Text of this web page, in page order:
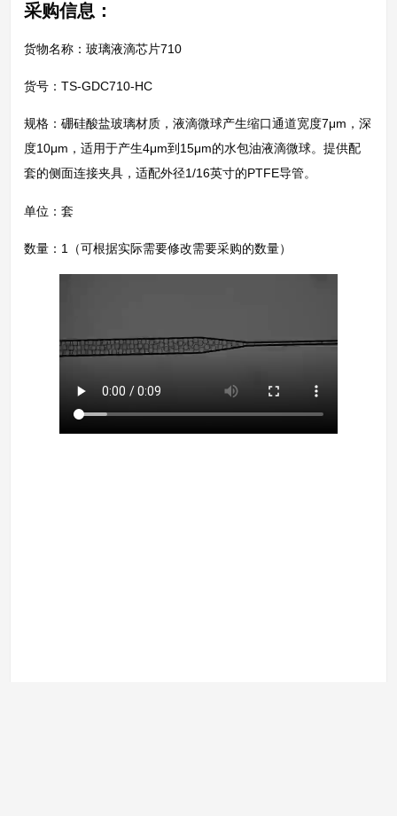
采购信息：
货物名称：玻璃液滴芯片710
货号：TS-GDC710-HC
规格：硼硅酸盐玻璃材质，液滴微球产生缩口通道宽度7μm，深
度10μm，适用于产生4μm到15μm的水包油液滴微球。提供配
套的侧面连接夹具，适配外径1/16英寸的PTFE导管。
单位：套
数量：1（可根据实际需要修改需要采购的数量）